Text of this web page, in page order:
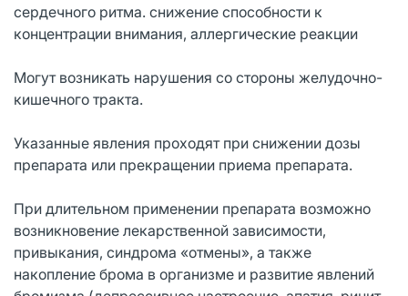
сердечного ритма. снижение способности к
концентрации внимания, аллергические реакции
Могут возникать нарушения со стороны желудочно-
кишечного тракта.
Указанные явления проходят при снижении дозы
препарата или прекращении приема препарата.
При длительном применении препарата возможно
возникновение лекарственной зависимости,
привыкания, синдрома «отмены», а также
накопление брома в организме и развитие явлений